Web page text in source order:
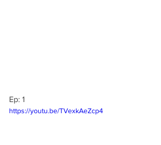
Ep: 1
https://youtu.be/TVexkAeZcp4